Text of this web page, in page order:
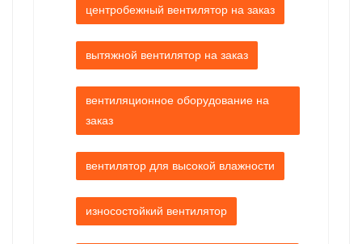
центробежный вентилятор на заказ
вытяжной вентилятор на заказ
вентиляционное оборудование на
заказ
вентилятор для высокой влажности
износостойкий вентилятор